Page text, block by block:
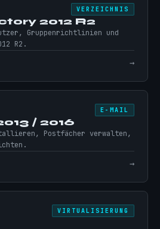
VERZEICHNIS
2012 R2
Gruppenrichtlinien und
R2.
→
E-MAIL
/ 2016
Postfächer verwalten,
→
VIRTUALISIERUNG